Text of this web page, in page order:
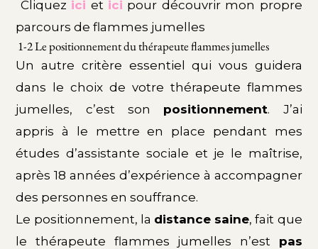
Cliquez ici et ici pour découvrir mon propre
parcours de flammes jumelles
1-2 Le positionnement du thérapeute flammes jumelles
Un autre critère essentiel qui vous guidera
dans le choix de votre thérapeute flammes
jumelles, c’est son positionnement. J’ai
appris à le mettre en place pendant mes
études d’assistante sociale et je le maîtrise,
après 18 années d’expérience à accompagner
des personnes en souffrance.
Le positionnement, la distance saine, fait que
le thérapeute flammes jumelles n’est pas